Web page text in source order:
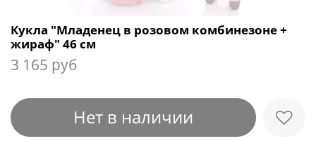
Кукла "Младенец в розовом комбинезоне +
жираф" 46 см
3 165 руб
Нет в наличии